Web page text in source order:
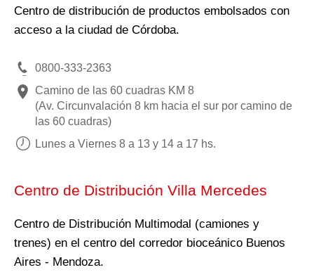
Centro de distribución de productos embolsados con
acceso a la ciudad de Córdoba.
0800-333-2363
Camino de las 60 cuadras KM 8
(Av. Circunvalación 8 km hacia el sur por camino de
las 60 cuadras)
Lunes a Viernes 8 a 13 y 14 a 17 hs.
Centro de Distribución Villa Mercedes
Centro de Distribución Multimodal (camiones y
trenes) en el centro del corredor bioceánico Buenos
Aires - Mendoza.